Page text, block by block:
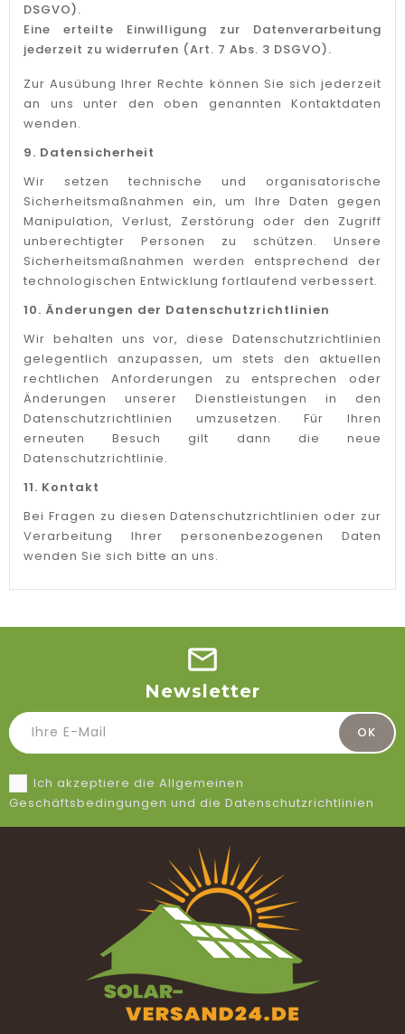
DSGVO).
Eine erteilte Einwilligung zur Datenverarbeitung
jederzeit zu widerrufen (Art. 7 Abs. 3 DSGVO).
Zur Ausübung Ihrer Rechte können Sie sich jederzeit
an uns unter den oben genannten Kontaktdaten
wenden.
9. Datensicherheit
Wir setzen technische und organisatorische
Sicherheitsmaßnahmen ein, um Ihre Daten gegen
Manipulation, Verlust, Zerstörung oder den Zugriff
unberechtigter Personen zu schützen. Unsere
Sicherheitsmaßnahmen werden entsprechend der
technologischen Entwicklung fortlaufend verbessert.
10. Änderungen der Datenschutzrichtlinien
Wir behalten uns vor, diese Datenschutzrichtlinien
gelegentlich anzupassen, um stets den aktuellen
rechtlichen Anforderungen zu entsprechen oder
Änderungen unserer Dienstleistungen in den
Datenschutzrichtlinien umzusetzen. Für Ihren
erneuten Besuch gilt dann die neue
Datenschutzrichtlinie.
11. Kontakt
Bei Fragen zu diesen Datenschutzrichtlinien oder zur
Verarbeitung Ihrer personenbezogenen Daten
wenden Sie sich bitte an uns.
Newsletter
Ich akzeptiere die Allgemeinen
Geschäftsbedingungen und die Datenschutzrichtlinien